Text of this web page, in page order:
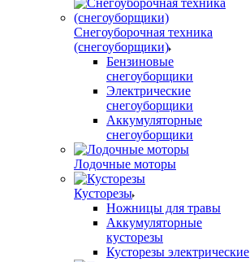
Снегоуборочная техника
(снегоуборщики)
Бензиновые
снегоуборщики
Электрические
снегоуборщики
Аккумуляторные
снегоуборщики
Лодочные моторы
Кусторезы
Ножницы для травы
Аккумуляторные
кусторезы
Кусторезы электрические